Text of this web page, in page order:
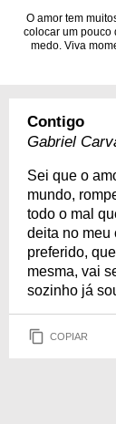
O amor tem
colocar um pouco
medo. Viva
Contigo
Gabriel
Sei que o
mundo,
todo o mal
deita no meu
preferido,
mesma, vai
sozinho já
COPIAR